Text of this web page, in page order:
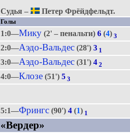
Судья –
Петер Фрёйдфельдт.
Голы
1:0—Мику(2' – пенальти) 6(4) 3
2:0—Аэдо-Вальдес(28') 3 1
3:0—Аэдо-Вальдес(31') 4 2
4:0—Клозе(51') 5 3
5:1—Фрингс(90') 4(1) 1
«Вердер»